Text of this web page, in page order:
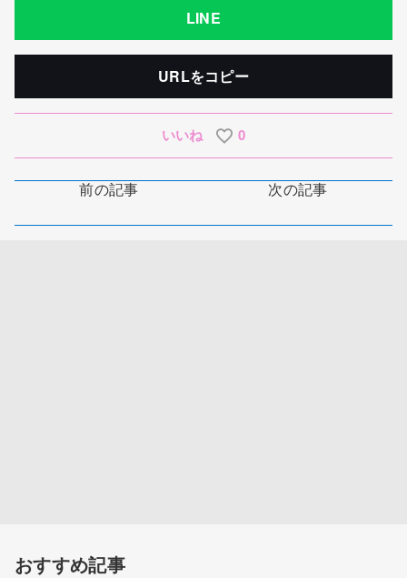
LINE
URLをコピー
いいね 0
前の記事 次の記事
おすすめ記事